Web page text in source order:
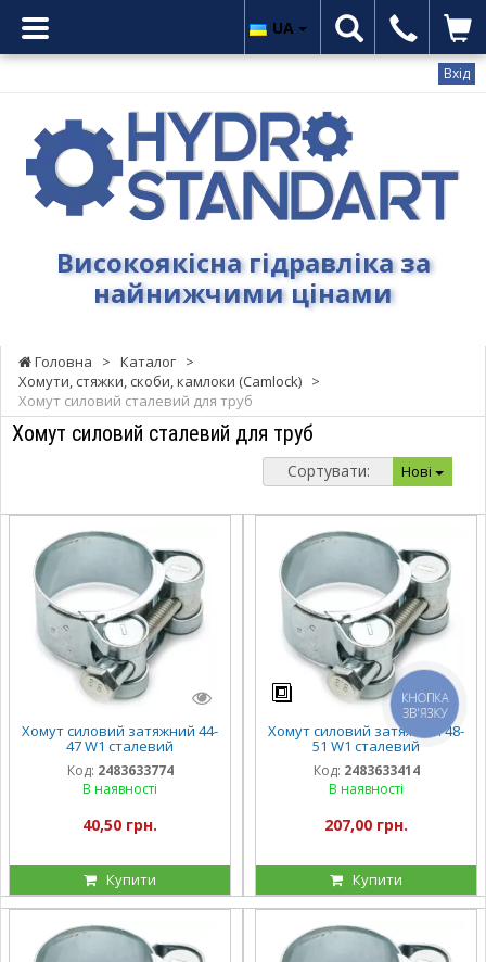
Вхід
Гідростандарт
Високоякісна
гідравліка
цінамиВисокоякісна гідравліка за
найнижчими цінами
UA
Головна > Каталог >
Хомути, стяжки, скоби, камлоки (Camlock) >
Хомут силовий сталевий для труб
Хомут силовий сталевий для труб
Сортувати: Нові
Хомут силовий затяжний 44-
47 W1 сталевий
оцинкований
Код: 2483633774
В наявності
40,50 грн.
Купити
Хомут силовий затяжний 48-
51 W1 сталевий
оцинкований
Код: 2483633414
В наявності
207,00 грн.
Купити
КНОПКА
ЗВ'ЯЗКУ